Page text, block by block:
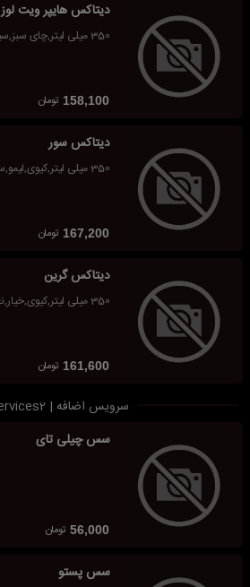
دیتاکس هایپر ویت لوز
350 میلی لیتر,چای سبز,سیب,سودا,خیار
158,100 تومان
دیتاکس سور
350 میلی لیتر,کیوی,لیمو,سودا,پرتقال
167,200 تومان
دیتاکس گرین
350 میلی لیتر,کیوی,خیار,نعنا,لیمو,سودا
161,600 تومان
سرویس اضافه | Services2
سس چیلی تای
56,000 تومان
سس پستو